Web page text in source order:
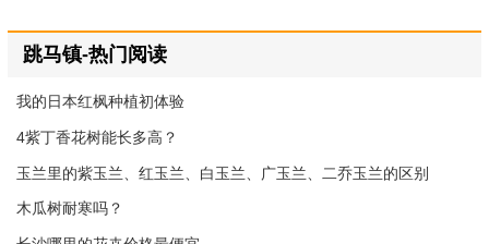
跳马镇-热门阅读
我的日本红枫种植初体验
4紫丁香花树能长多高？
玉兰里的紫玉兰、红玉兰、白玉兰、广玉兰、二乔玉兰的区别
木瓜树耐寒吗？